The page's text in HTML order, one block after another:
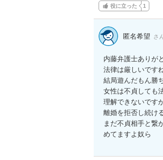
役に立った 1
匿名希望 さ
内藤弁護士ありが
法律は厳しいです
結局遊んだもん勝
女性は不貞しても
理解できないです
離婚を拒否し続け
まだ不貞相手と繋
めてますよ奴ら